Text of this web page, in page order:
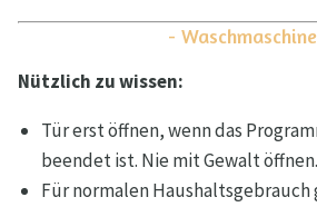
-
Nützlich zu wissen:
Tür erst öffnen, wenn das
beendet ist. Nie mit Gewalt öffnen.
Für normalen Haushaltsgebrauch